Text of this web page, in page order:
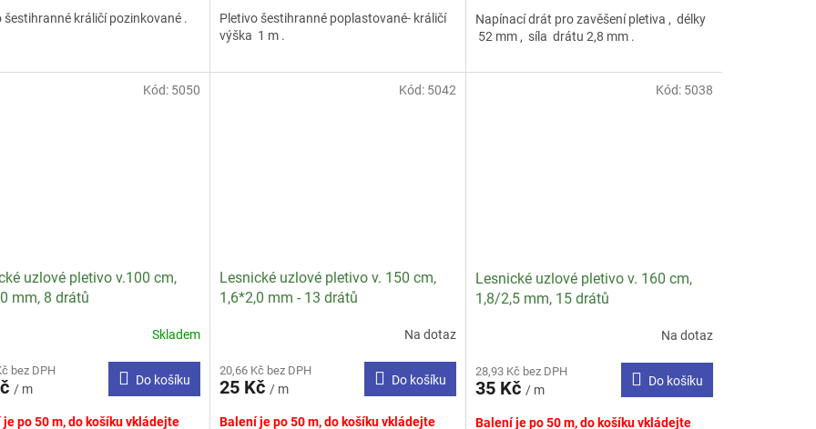
šestihranné králičí pozinkované .
Pletivo šestihranné poplastované- králičí
výška 1 m .
z
5
Napínací drát pro zavěšení pletiva , délky
52 mm , síla drátu 2,8 mm .
uzlové pletivo v.100 cm,
mm, 8 drátů
Skladem
bez DPH
/ m
Do košíku
je po 50 m, do košíku vkládejte
Kód: 5050
Lesnické uzlové pletivo v. 150 cm,
1,6*2,0 mm - 13 drátů
Na dotaz
20,66 Kč bez DPH
25 Kč / m
Do košíku
Balení je po 50 m, do košíku vkládejte
Kód: 5042
Lesnické uzlové pletivo v. 160 cm,
1,8/2,5 mm, 15 drátů
produktu
je
z
Na dotaz
28,93 Kč bez DPH
35 Kč / m
Do košíku
Balení je po 50 m, do košíku vkládejte
Kód: 5038